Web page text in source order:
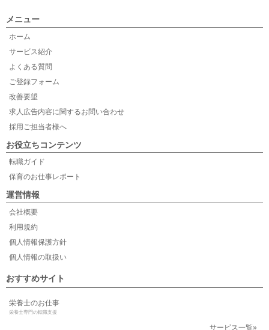
メニュー
ホーム
サービス紹介
よくある質問
ご登録フォーム
改善要望
求人広告内容に関するお問い合わせ
採用ご担当者様へ
お役立ちコンテンツ
転職ガイド
保育のお仕事レポート
運営情報
会社概要
利用規約
個人情報保護方針
個人情報の取扱い
おすすめサイト
栄養士のお仕事
栄養士専門の転職支援
サービス一覧»